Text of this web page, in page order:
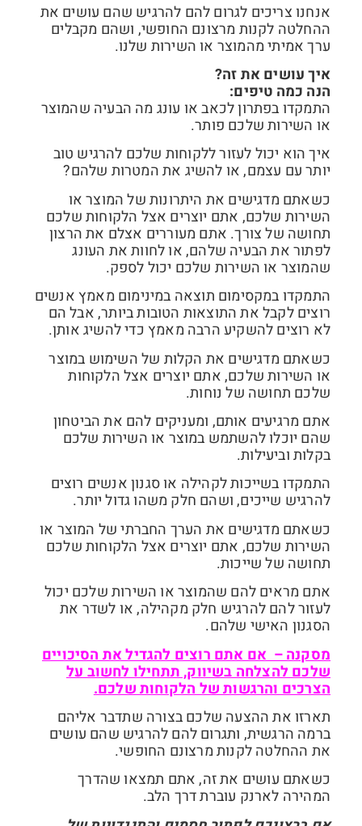
אנחנו צריכים לגרום להם להרגיש שהם עושים את
ההחלטה לקנות מרצונם החופשי, ושהם מקבלים
ערך אמיתי מהמוצר או השירות שלנו.
איך עושים את זה?
הנה כמה טיפים:
התמקדו בפתרון לכאב או עונג מה הבעיה שהמוצר
או השירות שלכם פותר.
איך הוא יכול לעזור ללקוחות שלכם להרגיש טוב
יותר עם עצמם, או להשיג את המטרות שלהם?
כשאתם מדגישים את היתרונות של המוצר או
השירות שלכם, אתם יוצרים אצל הלקוחות שלכם
תחושה של צורך. אתם מעוררים אצלם את הרצון
לפתור את הבעיה שלהם, או לחוות את העונג
שהמוצר או השירות שלכם יכול לספק.
התמקדו במקסימום תוצאה במינימום מאמץ אנשים
רוצים לקבל את התוצאות הטובות ביותר, אבל הם
לא רוצים להשקיע הרבה מאמץ כדי להשיג אותן.
כשאתם מדגישים את הקלות של השימוש במוצר
או השירות שלכם, אתם יוצרים אצל הלקוחות
שלכם תחושה של נוחות.
אתם מרגיעים אותם, ומעניקים להם את הביטחון
שהם יוכלו להשתמש במוצר או השירות שלכם
בקלות וביעילות.
התמקדו בשייכות לקהילה או סגנון אנשים רוצים
להרגיש שייכים, ושהם חלק משהו גדול יותר.
כשאתם מדגישים את הערך החברתי של המוצר או
השירות שלכם, אתם יוצרים אצל הלקוחות שלכם
תחושה של שייכות.
אתם מראים להם שהמוצר או השירות שלכם יכול
לעזור להם להרגיש חלק מקהילה, או לשדר את
הסגנון האישי שלהם.
מסקנה – אם אתם רוצים להגדיל את הסיכויים
שלכם להצלחה בשיווק, תתחילו לחשוב על
הצרכים והרגשות של הלקוחות שלכם.
תארזו את ההצעה שלכם בצורה שתדבר אליהם
ברמה הרגשית, ותגרום להם להרגיש שהם עושים
את ההחלטה לקנות מרצונם החופשי.
כשאתם עושים את זה, אתם תמצאו שהדרך
המהירה לארנק עוברת דרך הלב.